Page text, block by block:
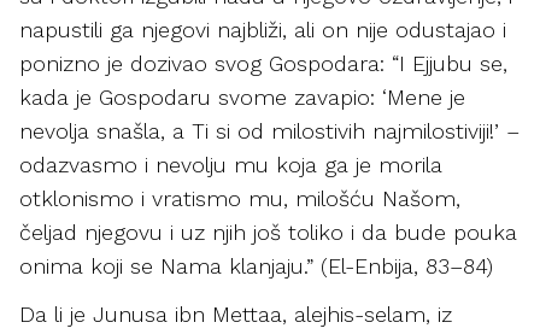
napustili ga njegovi najbliži, ali on nije odustajao i
ponizno je dozivao svog Gospodara: “I Ejjubu se,
kada je Gospodaru svome zavapio: ‘Mene je
nevolja snašla, a Ti si od milostivih najmilostiviji!’ –
odazvasmo i nevolju mu koja ga je morila
otklonismo i vratismo mu, milošću Našom,
čeljad njegovu i uz njih još toliko i da bude pouka
onima koji se Nama klanjaju.” (El-Enbija, 83–84)
Da li je Junusa ibn Mettaa, alejhis-selam, iz